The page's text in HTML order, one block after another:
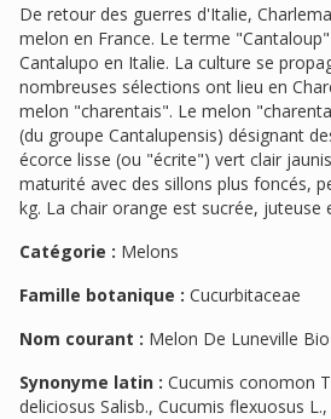
De retour des guerres d'Italie,
melon en France. Le terme
Cantalupo en Italie. La culture se
nombreuses sélections ont lieu en
melon "charentais". Le melon
(du groupe Cantalupensis) désignant
écorce lisse (ou "écrite") vert clair
maturité avec des sillons plus foncés,
kg. La chair orange est sucrée, juteuse
Catégorie : Melons
Famille botanique : Cucurbitaceae
Nom courant : Melon De Luneville Bio
Synonyme latin : Cucumis conomon
deliciosus Salisb., Cucumis flexuosus L.,